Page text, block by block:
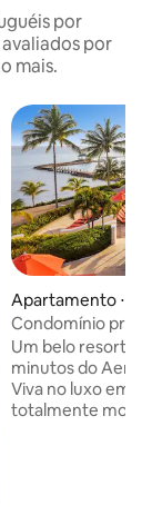
por
por
mais.
Apartamento ⋅
Condomínio
cama/1 banheiro
Um belo resort e
minutos do
Viva no luxo em
totalmente